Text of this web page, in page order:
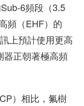
6頻段（3.5
頻（EHF）的
上預計使用更高
器正朝著極高頻
）相比，氟樹